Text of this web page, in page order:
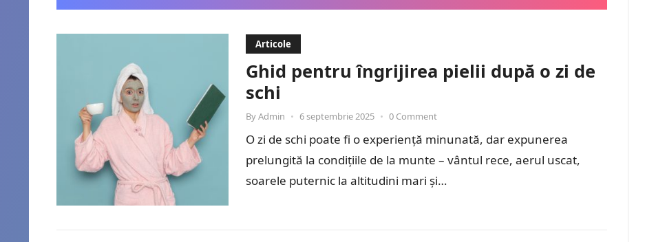
Articole
Ghid pentru îngrijirea pielii după o zi de
schi
ByAdmin • 6 septembrie 2025 • 0 Comment
O zi de schi poate fi o experiență minunată, dar expunerea
prelungită la condițiile de la munte – vântul rece, aerul uscat,
soarele puternic la altitudini mari și…